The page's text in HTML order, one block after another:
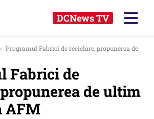
DCNews TV
› Programul Fabrici de reciclare, propunerea de
Fabrici de
de ultim
AFM